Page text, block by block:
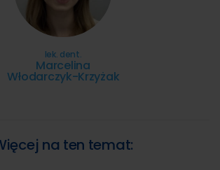
lek. dent.
Marcelina
Włodarczyk-Krzyżak
na ten temat: